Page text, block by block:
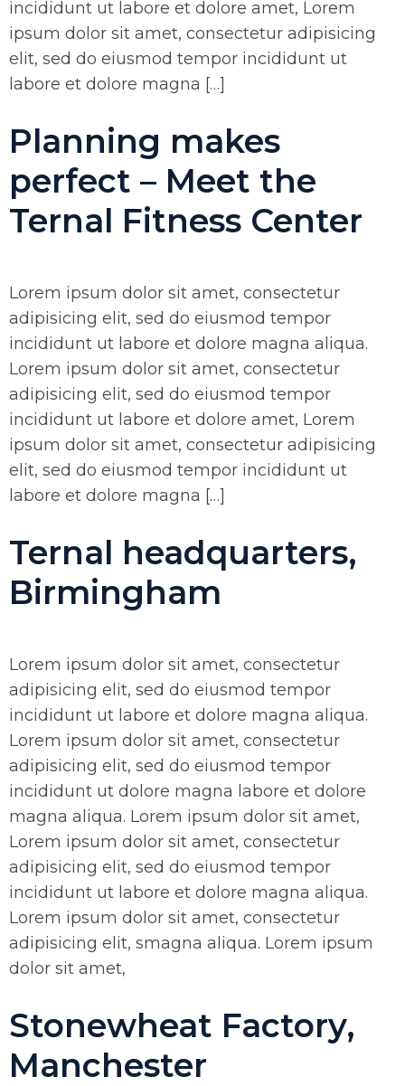
incididunt ut labore et dolore amet, Lorem
ipsum dolor sit amet, consectetur adipisicing
elit, sed do eiusmod tempor incididunt ut
labore et dolore magna […]
Planning makes
perfect – Meet the
Ternal Fitness Center
Lorem ipsum dolor sit amet, consectetur
adipisicing elit, sed do eiusmod tempor
incididunt ut labore et dolore magna aliqua.
Lorem ipsum dolor sit amet, consectetur
adipisicing elit, sed do eiusmod tempor
incididunt ut labore et dolore amet, Lorem
ipsum dolor sit amet, consectetur adipisicing
elit, sed do eiusmod tempor incididunt ut
labore et dolore magna […]
Ternal headquarters,
Birmingham
Lorem ipsum dolor sit amet, consectetur
adipisicing elit, sed do eiusmod tempor
incididunt ut labore et dolore magna aliqua.
Lorem ipsum dolor sit amet, consectetur
adipisicing elit, sed do eiusmod tempor
incididunt ut dolore magna labore et dolore
magna aliqua. Lorem ipsum dolor sit amet,
Lorem ipsum dolor sit amet, consectetur
adipisicing elit, sed do eiusmod tempor
incididunt ut labore et dolore magna aliqua.
Lorem ipsum dolor sit amet, consectetur
adipisicing elit, smagna aliqua. Lorem ipsum
dolor sit amet,
Stonewheat Factory,
Manchester